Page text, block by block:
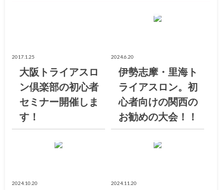
2017.1.25
大阪トライアスロ
ン倶楽部の初心者
セミナー開催しま
す！
2024.6.20
伊勢志摩・里海ト
ライアスロン。初
心者向けの関西の
お勧めの大会！！
2024.10.20 2024.11.20